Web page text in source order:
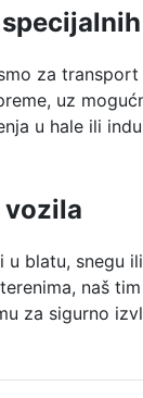
za transport
uz
u hale ili
vozila
u blatu, snegu ili
naš
za sigurno